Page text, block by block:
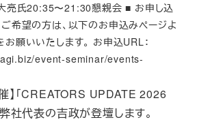
】「CREATORS UPDATE 2026
社代表の吉政が登壇します。
亮氏20:35〜21:30懇親会 ■ お申し込
希望の方は、以下のお申込みページよ
お願いいたします。 お申込URL：
event-seminar/events-